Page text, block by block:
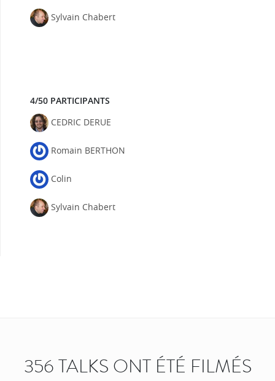
Sylvain Chabert
4/50 PARTICIPANTS
CEDRIC DERUE
Romain BERTHON
Colin
Sylvain Chabert
356 TALKS ONT ÉTÉ FILMÉS